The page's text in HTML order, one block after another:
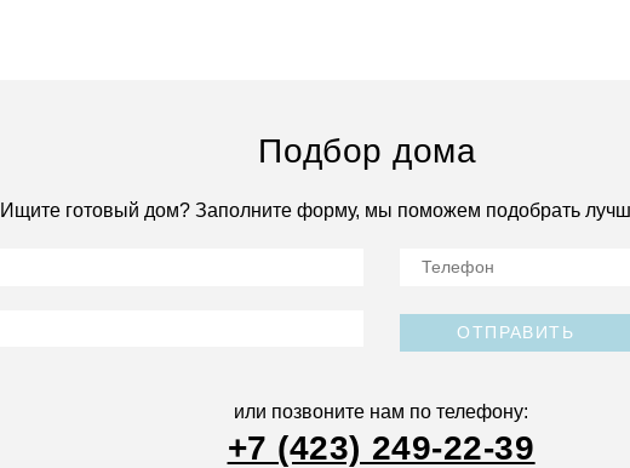
Подбор дома
Ищите готовый дом? Заполните форму, мы поможем подобрать
ОТПРАВИТЬ
или позвоните нам по телефону:
+7 (423) 249-22-39